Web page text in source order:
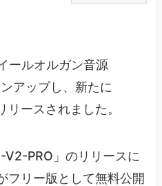
ールオルガン音源
アップし、新たに
リースされました。
PRO」のリリースに
フリー版として無料公開